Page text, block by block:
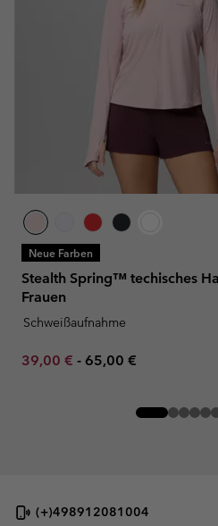
Neue Farben
Stealth Spring™ techisches
Frauen
Schweißaufnahme
Minimum sale price:
39,00 € - Maximum price:
65,00 €
(+)498912081004